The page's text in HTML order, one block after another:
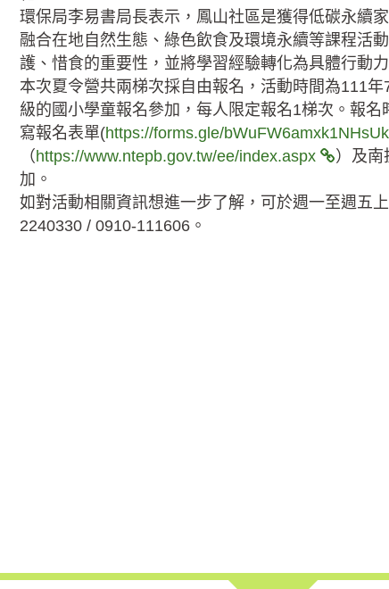
環保局李易書局長表示，鳳山社區是獲得低碳永續
融合在地自然生態、綠色飲食及環境永續等課程活
護、惜食的重要性，並將學習經驗轉化為具體行動
本次夏令營共兩梯次採自由報名，活動時間為111
級的國小學童報名參加，每人限定報名1梯次。報
寫報名表單(https://forms.gle/
（ https://www.ntepb.gov.tw/ee/index.aspx
）及
加。
如對活動相關資訊想進一步了解，可於週一至週五
2240330 / 0910-111606。